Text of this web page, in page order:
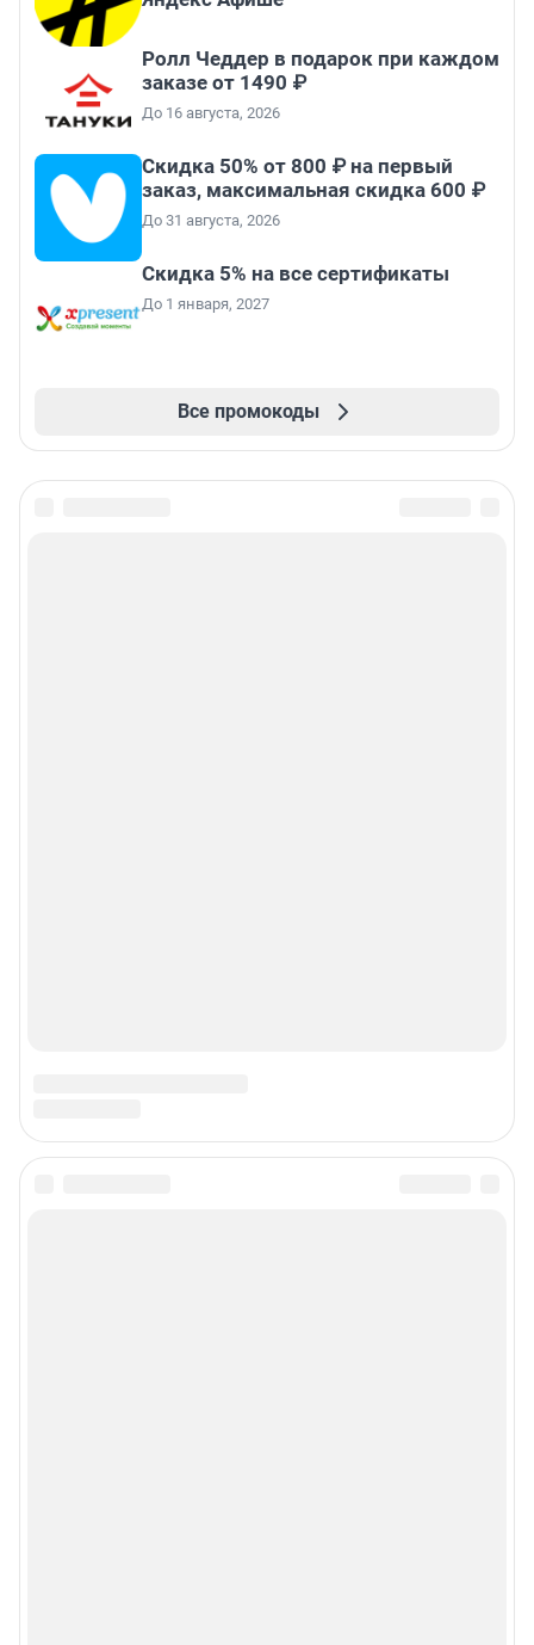
Ролл Чеддер в подарок при каждом
заказе от 1490 ₽
До 16 августа, 2026
Скидка 50% от 800 ₽ на первый
заказ, максимальная скидка 600 ₽
До 31 августа, 2026
Скидка 5% на все сертификаты
До 1 января, 2027
Все промокоды